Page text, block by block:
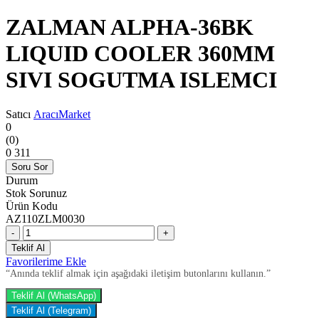
ZALMAN ALPHA-36BK
LIQUID COOLER 360MM
SIVI SOGUTMA ISLEMCI
Satıcı AracıMarket
0
(0)
0 311
Soru Sor
Durum
Stok Sorunuz
Ürün Kodu
AZ110ZLM0030
-
+
Teklif Al
Favorilerime Ekle
“Anında teklif almak için aşağıdaki iletişim butonlarını kullanın.”
Teklif Al (WhatsApp)
Teklif Al (Telegram)